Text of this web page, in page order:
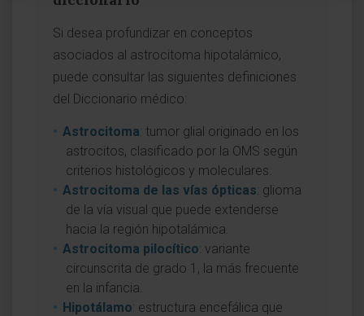
Si desea profundizar en conceptos
asociados al astrocitoma hipotalámico,
puede consultar las siguientes definiciones
del Diccionario médico:
Astrocitoma: tumor glial originado en los
astrocitos, clasificado por la OMS según
criterios histológicos y moleculares.
Astrocitoma de las vías ópticas: glioma
de la vía visual que puede extenderse
hacia la región hipotalámica.
Astrocitoma pilocítico: variante
circunscrita de grado 1, la más frecuente
en la infancia.
Hipotálamo: estructura encefálica que